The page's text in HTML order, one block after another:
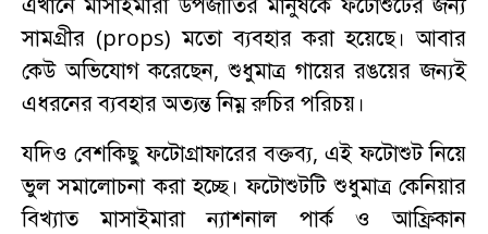
সামগ্রীর (props) মতো ব্যবহার করা হয়েছে। আবার
কেউ অভিযোগ করেছেন, শুধুমাত্র গায়ের রঙয়ের জন্যই
এধরনের ব্যবহার অত্যন্ত নিম্ন রুচির পরিচয়।
যদিও বেশকিছু ফটোগ্রাফারের বক্তব্য, এই ফটোশুট নিয়ে
ভুল সমালোচনা করা হচ্ছে। ফটোশুটটি শুধুমাত্র কেনিয়ার
বিখ্যাত মাসাইমারা ন্যাশনাল পার্ক ও আফ্রিকান